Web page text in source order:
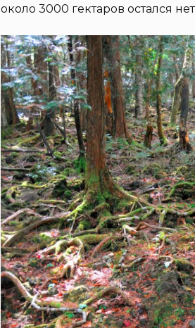
около 3000 гектаров остался